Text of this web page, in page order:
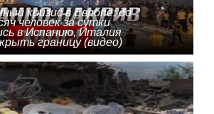
кризис в Европе: до
человек за сутки
в Испанию, Италия
границу (видео)